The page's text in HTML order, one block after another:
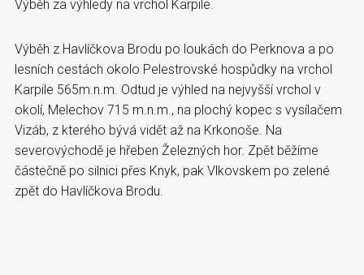
Výběh za výhledy na vrchol Karpile.
Výběh z Havlíčkova Brodu po loukách do Perknova a po
lesních cestách okolo Pelestrovské hospůdky na vrchol
Karpile 565m.n.m. Odtud je výhled na nejvyšší vrchol v
okolí, Melechov 715 m.n.m., na plochý kopec s vysílačem
Vizáb, z kterého bývá vidět až na Krkonoše. Na
severovýchodě je hřeben Železných hor. Zpět běžíme
částečně po silnici přes Knyk, pak Vlkovskem po zelené
zpět do Havlíčkova Brodu.